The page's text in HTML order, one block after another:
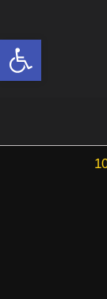
פתח